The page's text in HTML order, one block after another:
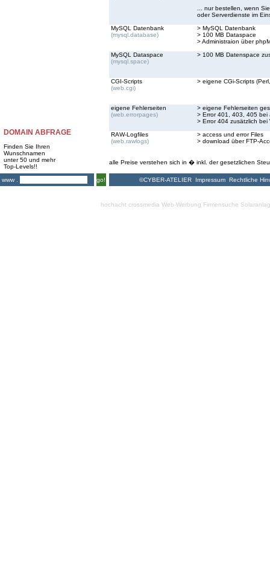
DOMAIN ABFRAGE
Finden Sie Ihren
Wunschnamen
unter 50 und mehr
Top-Levels!!
www .
go!
... nur bestellen, wenn
oder Serverdienste im
MySQL Datenbank
(mysql.database)
> MySQL Datenbank
> 100 MB Dataspace
> Administraion über
MySQL Dataspace
(mysql.space)
> 100 MB Datenspace
CGI-Scripts
(web.cgi)
> eigene CGi-Scripts
eigene Fehlerseiten
(web.errorpages)
> eigene Fehlerseiten
> Error 401, 403, 405 bei
> Error 404 zusätzlich bei
RAW-Logfiles
(web.rawlogs)
> access und error Files
> download über FTP-
alle Preise verstehen sich in � inkl. der gesetzlichen
©CYBER-ATELIER Impressum Rechtliche
hochacht crossmedia Web-Werbung Firmensuche